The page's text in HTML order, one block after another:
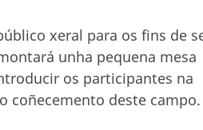
xeral para os fins de
unha pequena mesa
os participantes na
coñecemento deste campo.